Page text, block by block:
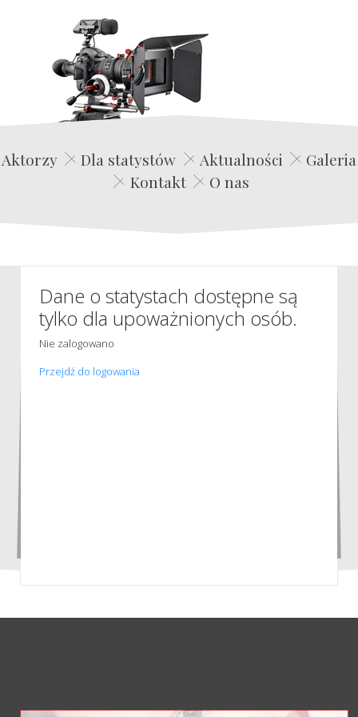
Edwin Film Agencja Aktorska
Aktorzy Dla statystów Aktualności
Galeria
Kontakt
O nas
Dane o statystach dostępne są
tylko dla upoważnionych osób.
Nie zalogowano
Przejdź do logowania